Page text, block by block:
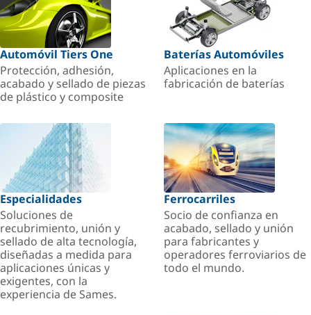
Automóvil Tiers One
Protección, adhesión,
acabado y sellado de piezas
de plástico y composite
Baterías Automóviles
Aplicaciones en la
fabricación de baterías
Especialidades
Soluciones de
recubrimiento, unión y
sellado de alta tecnología,
diseñadas a medida para
aplicaciones únicas y
exigentes, con la
experiencia de Sames.
Ferrocarriles
Socio de confianza en
acabado, sellado y unión
para fabricantes y
operadores ferroviarios de
todo el mundo.